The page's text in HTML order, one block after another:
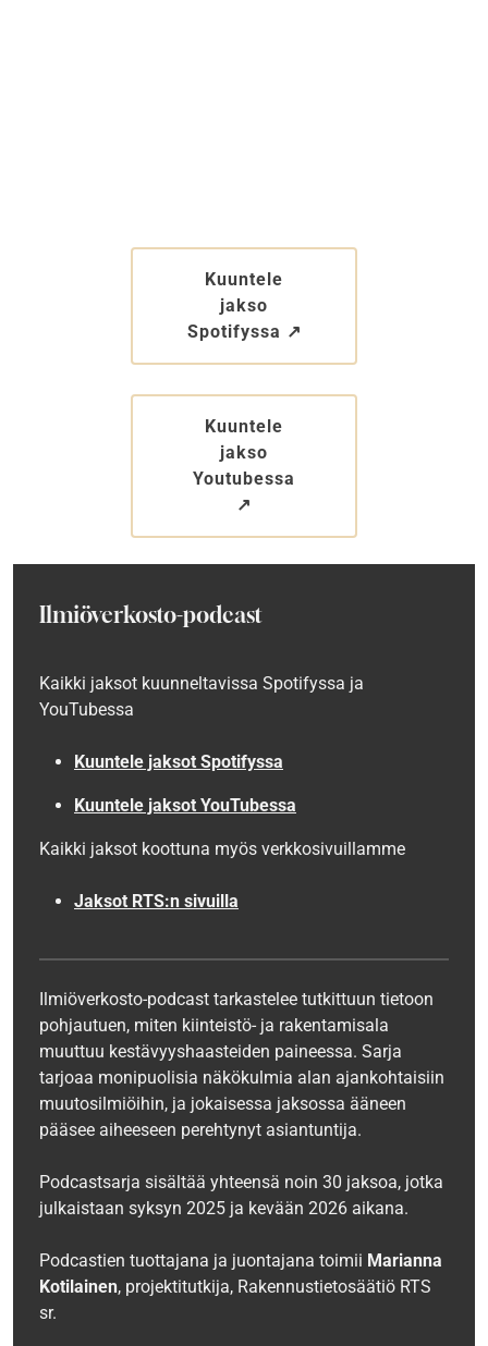
Kuuntele
jakso
Spotifyssa ↗︎
Kuuntele
jakso
Youtubessa
↗︎
Ilmiöverkosto-podcast
Kaikki jaksot kuunneltavissa Spotifyssa ja
YouTubessa
Kuuntele jaksot Spotifyssa
Kuuntele jaksot YouTubessa
Kaikki jaksot koottuna myös verkkosivuillamme
Jaksot RTS:n sivuilla
Ilmiöverkosto-podcast tarkastelee tutkittuun tietoon
pohjautuen, miten kiinteistö- ja rakentamisala
muuttuu kestävyyshaasteiden paineessa. Sarja
tarjoaa monipuolisia näkökulmia alan ajankohtaisiin
muutosilmiöihin, ja jokaisessa jaksossa ääneen
pääsee aiheeseen perehtynyt asiantuntija.
Podcastsarja sisältää yhteensä noin 30 jaksoa, jotka
julkaistaan syksyn 2025 ja kevään 2026 aikana.
Podcastien tuottajana ja juontajana toimii Marianna
Kotilainen, projektitutkija, Rakennustietosäätiö RTS
sr.